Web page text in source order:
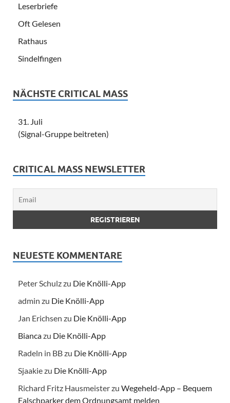
Leserbriefe
Oft Gelesen
Rathaus
Sindelfingen
NÄCHSTE CRITICAL MASS
31. Juli
(Signal-Gruppe beitreten)
CRITICAL MASS NEWSLETTER
NEUESTE KOMMENTARE
Peter Schulzzu Die Knölli-App
admin zu Die Knölli-App
Jan Erichsen zu Die Knölli-App
Biancazu Die Knölli-App
Radeln in BBzu Die Knölli-App
Sjaakiezu Die Knölli-App
Richard Fritz Hausmeisterzu Wegeheld-App – Bequem
Falschparker dem Ordnungsamt melden